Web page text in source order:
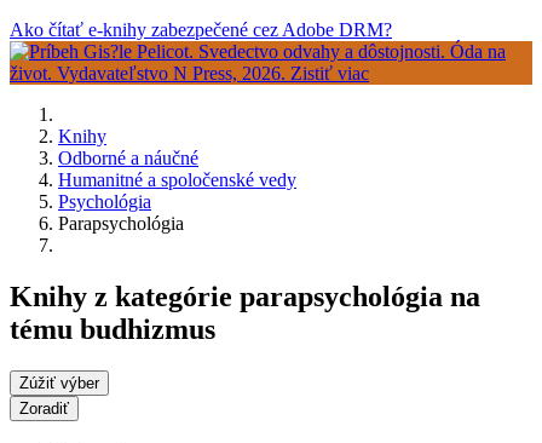
Ako čítať e-knihy zabezpečené cez Adobe DRM?
Knihy
Odborné a náučné
Humanitné a spoločenské vedy
Psychológia
Parapsychológia
Knihy z kategórie parapsychológia na
tému budhizmus
Zúžiť výber
Zoradiť